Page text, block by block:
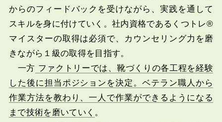
からのフィードバックを受けながら、実践を通して
スキルを身に付けていく。社内資格であるくつトレ®
マイスターの取得は必須で、カウンセリング力を磨
きながら１級の取得を目指す。
一方 ファクトリーでは、靴づくりの各工程を経験
した後に担当ポジションを決定。ベテラン職人から
作業方法を教わり、一人で作業ができるようになる
まで技術を磨いていく 。